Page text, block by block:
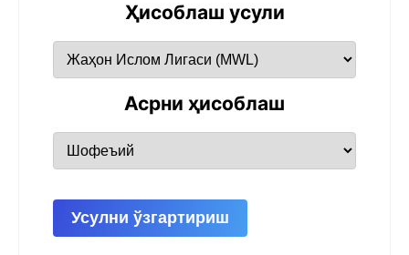
Ҳисоблаш усули
Асрни ҳисоблаш
Усулни ўзгартириш